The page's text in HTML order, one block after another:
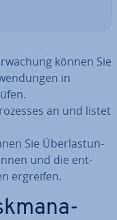
können Sie
in
an und listet
Sie Über­las­tun­
und die ent­
ergreifen.